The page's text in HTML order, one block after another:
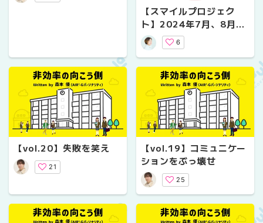
【スマイルプロジェク
ト】2024年7月、8月の
活動について
6
【vol.20】失敗を笑え
21
【vol.19】コミュニケー
ションをぶっ壊せ
25